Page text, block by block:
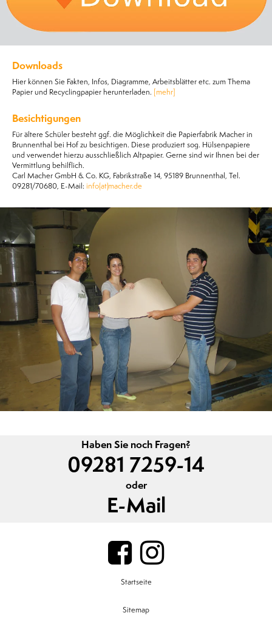
Downloads
Hier können Sie Fakten, Infos, Diagramme, Arbeitsblätter etc. zum Thema
Papier und Recyclingpapier herunterladen. [mehr]
Besichtigungen
Für ältere Schüler besteht ggf. die Möglichkeit die Papierfabrik Macher in
Brunnenthal bei Hof zu besichtigen. Diese produziert sog. Hülsenpapiere
und verwendet hierzu ausschließlich Altpapier. Gerne sind wir Ihnen bei der
Vermittlung behilflich.
Carl Macher GmbH & Co. KG, Fabrikstraße 14, 95189 Brunnenthal, Tel.
09281/70680, E-Mail: info(at)macher.de
Haben Sie noch Fragen?
09281 7259-14
oder
E-Mail
Startseite
Sitemap